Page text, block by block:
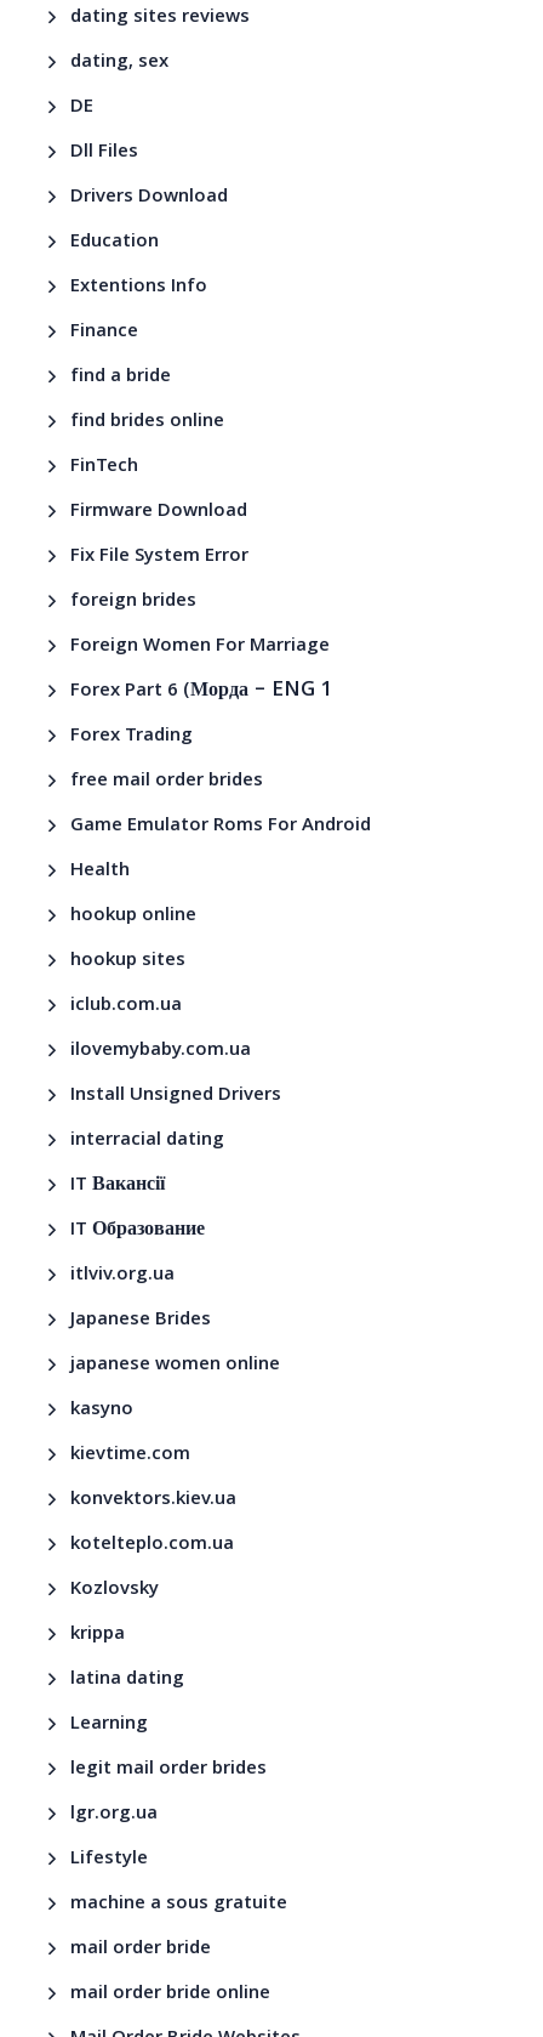
dating sites reviews
dating, sex
DE
Dll Files
Drivers Download
Education
Extentions Info
Finance
find a bride
find brides online
FinTech
Firmware Download
Fix File System Error
foreign brides
Foreign Women For Marriage
Forex Part 6 (Морда – ENG 1
Forex Trading
free mail order brides
Game Emulator Roms For Android
Health
hookup online
hookup sites
iclub.com.ua
ilovemybaby.com.ua
Install Unsigned Drivers
interracial dating
IT Вакансії
IT Образование
itlviv.org.ua
Japanese Brides
japanese women online
kasyno
kievtime.com
konvektors.kiev.ua
kotelteplo.com.ua
Kozlovsky
krippa
latina dating
Learning
legit mail order brides
lgr.org.ua
Lifestyle
machine a sous gratuite
mail order bride
mail order bride online